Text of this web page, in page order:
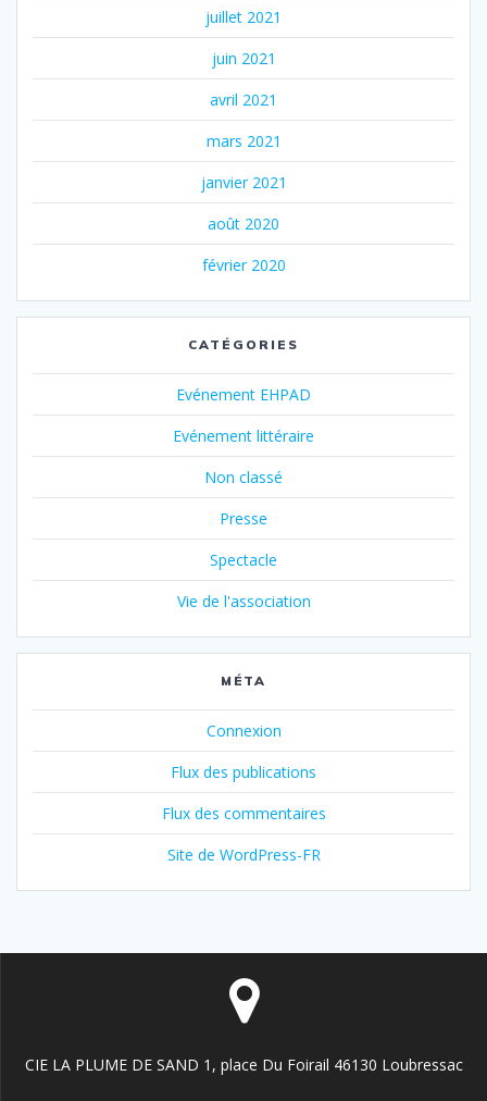
juillet 2021
juin 2021
avril 2021
mars 2021
janvier 2021
août 2020
février 2020
CATÉGORIES
Evénement EHPAD
Evénement littéraire
Non classé
Presse
Spectacle
Vie de l'association
MÉTA
Connexion
Flux des publications
Flux des commentaires
Site de WordPress-FR
CIE LA PLUME DE SAND 1, place Du Foirail 46130 Loubressac